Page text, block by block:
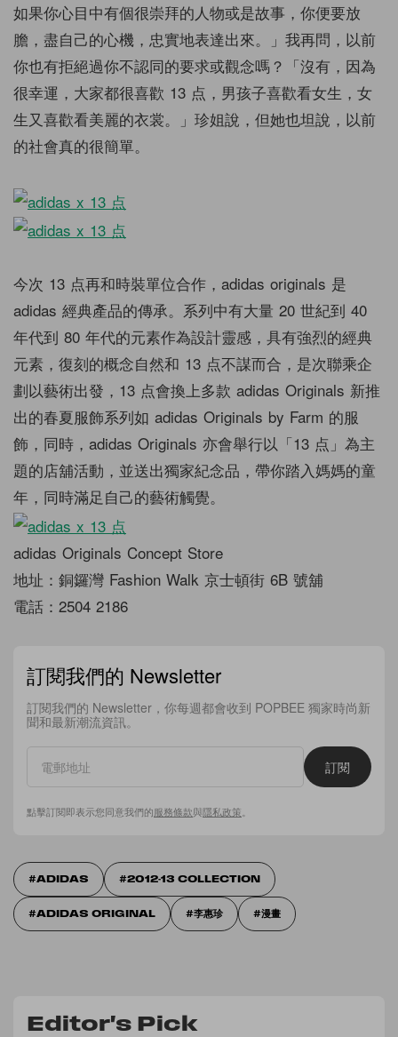
如果你心目中有個很崇拜的人物或是故事，你便要放
膽，盡自己的心機，忠實地表達出來。」我再問，以前
你也有拒絕過你不認同的要求或觀念嗎？「沒有，因為
很幸運，大家都很喜歡 13 点，男孩子喜歡看女生，女
生又喜歡看美麗的衣裳。」珍姐說，但她也坦說，以前
的社會真的很簡單。
今次 13 点再和時裝單位合作，adidas originals 是
adidas 經典產品的傳承。系列中有大量 20 世紀到 40
年代到 80 年代的元素作為設計靈感，具有強烈的經典
元素，復刻的概念自然和 13 点不謀而合，是次聯乘企
劃以藝術出發，13 点會換上多款 adidas Originals 新推
出的春夏服飾系列如 adidas Originals by Farm 的服
飾，同時，adidas Originals 亦會舉行以「13 点」為主
題的店舖活動，並送出獨家紀念品，帶你踏入媽媽的童
年，同時滿足自己的藝術觸覺。
adidas Originals Concept Store
地址：銅鑼灣 Fashion Walk 京士頓街 6B 號舖
電話：2504 2186
訂閱我們的 Newsletter
訂閱我們的 Newsletter，你每週都會收到 POPBEE 獨家時尚新
聞和最新潮流資訊。
訂閱
點擊訂閱即表示您同意我們的服務條款與隱私政策
ADIDAS 2012-13 COLLECTION
ADIDAS ORIGINAL 李惠珍 漫畫
Editor's Pick